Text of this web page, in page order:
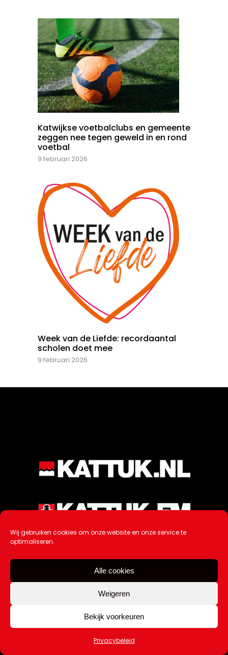
Wij gebruiken cookies om onze website en onze service te
optimaliseren.
Alle cookies
Weigeren
Bekijk voorkeuren
Privacybeleid
Katwijkse voetbalclubs en gemeente
zeggen nee tegen geweld in en rond
voetbal
9 februari 2026
Week van de Liefde: recordaantal
scholen doet mee
9 februari 2026
Ontwikkeling / Hosting door